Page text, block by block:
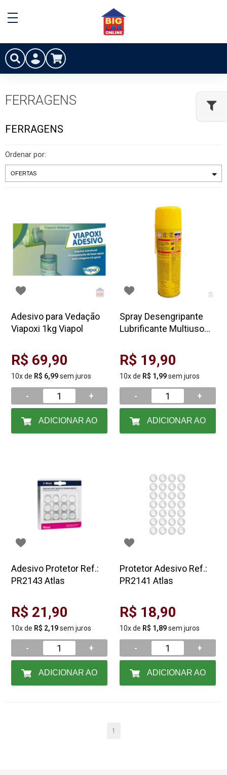
FERRAGENS
FERRAGENS
Ordenar por:
Adesivo para Vedação
Viapoxi 1kg Viapol
R$ 69,90
10x de R$ 6,99sem juros
- +
Spray Desengripante
Lubrificante Multiuso
R$ 19,90
10x de R$ 1,99sem juros
- +
Adesivo Protetor Ref.:
PR2143 Atlas
R$ 21,90
10x de R$ 2,19sem juros
- +
Protetor Adesivo Ref.:
PR2141 Atlas
R$ 18,90
10x de R$ 1,89sem juros
- +
1